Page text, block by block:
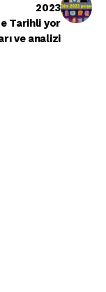
2023
Tarihli yor
ve analizi